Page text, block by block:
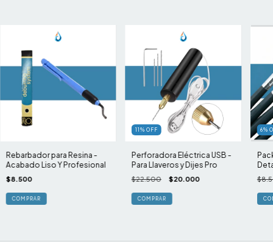
Rebarbador para Resina -
Acabado Liso Y Profesional
$8.500
11 % OFF
Perforadora Eléctrica USB -
Para Llaveros y Dijes Pro
$22.500 $20.000
6%